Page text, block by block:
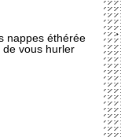
nappes éthérée
vous hurler